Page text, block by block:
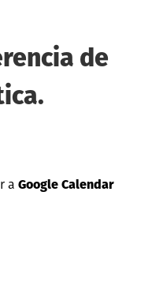
de
a Google Calendar